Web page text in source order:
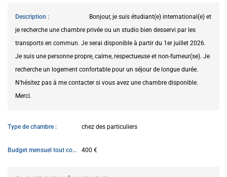
Description
Bonjour, je suis étudiant(e) international(e) et
je recherche une chambre privée ou un studio bien desservi par les
transports en commun. Je serai disponible à partir du 1er juillet 2026.
Je suis une personne propre, calme, respectueuse et non-fumeur(se). Je
recherche un logement confortable pour un séjour de longue durée.
N'hésitez pas à me contacter si vous avez une chambre disponible.
Merci.
Type de chambre chez des particuliers
Budget mensuel tout compris 400 €